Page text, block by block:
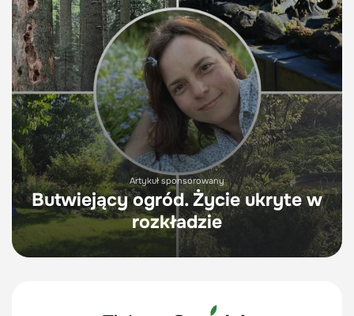
Artykuł sponsorowany
Butwiejący ogród. Życie ukryte w
rozkładzie